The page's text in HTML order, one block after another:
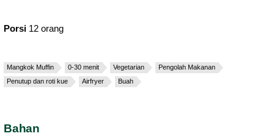
Porsi 12 orang
Mangkok Muffin 0-30 menit Vegetarian
Pengolah Makanan
Penutup dan roti kue
Airfryer Buah
Bahan